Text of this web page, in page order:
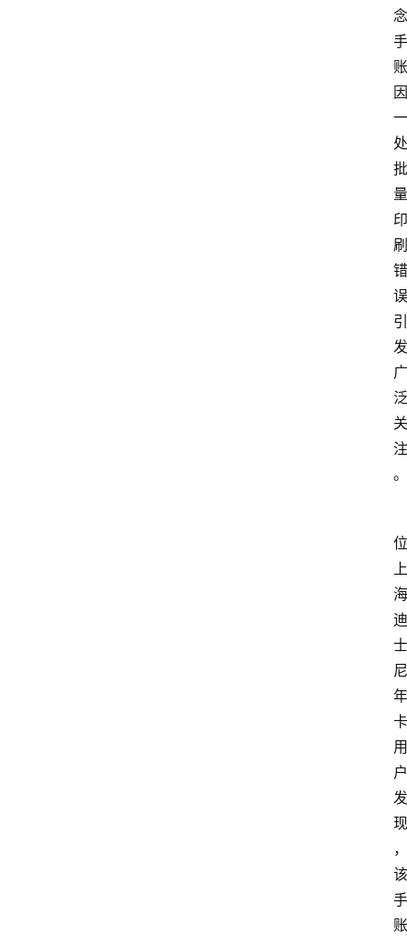
念
手
账
因
一
处
批
量
印
刷
错
误
引
发
广
泛
关
注
。
位
上
海
迪
士
尼
年
卡
用
户
发
现
，
该
手
账